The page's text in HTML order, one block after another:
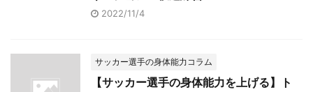
2022/11/4
サッカー選手の身体能力コラム
【サッカー選手の身体能力を上げる】ト